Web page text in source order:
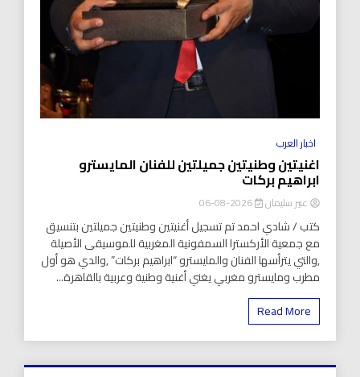
اخبار العرب
اغنيتين وطنيتين جميلتين للفنان المايسترو
ابراهيم بركات
عبير سليمان 2026-08-06
كتب / شادي احمد تم تسجيل أغنيتين وطنيتين جميلتين بتنسيق
مع جمعية الأركسترا السمفونية المغربية للموسيقى الأصيلة
,والتي يترأسها الفنان والمايسترو “ابراهيم بركات” ,والدي هو أول
مطرب ومايسترو مغربي يغني أغنية وطنية وعربية بالقاهرة...
Read More